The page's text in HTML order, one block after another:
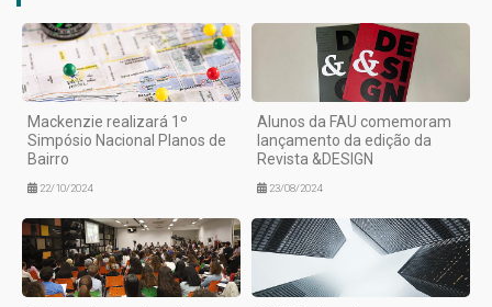
Mackenzie realizará 1º
Simpósio Nacional Planos de
Bairro
22/10/2024
Alunos da FAU comemoram
lançamento da edição da
Revista &DESIGN
23/08/2024